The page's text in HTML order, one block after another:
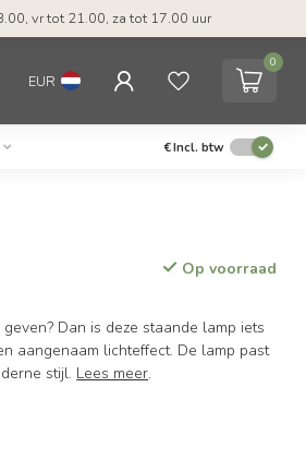
vr tot 21.00, za tot 17.00 uur
EUR
0
€Incl. btw
Op voorraad
Dan is deze staande lamp iets
aangenaam lichteffect. De lamp past
stijl. Lees meer.